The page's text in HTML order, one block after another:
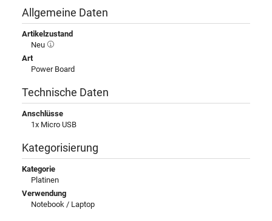
Allgemeine Daten
Artikelzustand
Neu
Art
Power Board
Technische Daten
Anschlüsse
1x Micro USB
Kategorisierung
Kategorie
Platinen
Verwendung
Notebook / Laptop